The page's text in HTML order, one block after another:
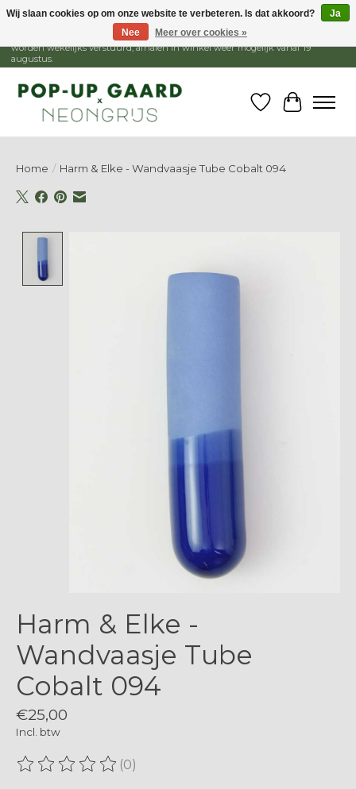
1 - 15 augustus is de winkel gesloten, webshop blijft open. Bestellingen
worden wekelijks verstuurd, afhalen in winkel weer mogelijk vanaf 19
augustus.
Verlanglijst
Home / Harm & Elke - Wandvaasje Tube Cobalt 094
Harm & Elke -
Wandvaasje Tube
Cobalt 094
€25,00
Incl. btw
De beoordeling van dit product is
(0)
Wij slaan cookies op om onze website te verbeteren. Is dat akkoord?
Ja
Nee
Meer over cookies »